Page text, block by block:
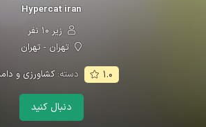
Hypercat iran
زیر ۱۰ نفر
تهران - تهران
۱.۰ دسته:کشاورزی و
دنبال کنید